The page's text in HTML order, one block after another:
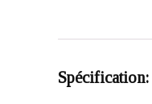
Spécification: